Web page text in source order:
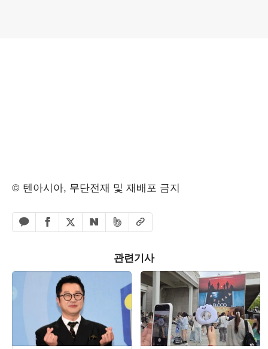
© 텐아시아, 무단전재 및 재배포 금지
카카오톡 공유하기
페이스북 공유하기
엑스 공유하기
네이버 공유하기
밴드 공유하기
URL복사
관련기사